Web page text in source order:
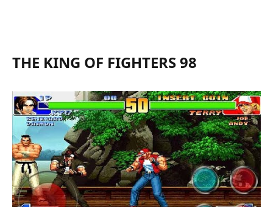
THE KING OF FIGHTERS 98